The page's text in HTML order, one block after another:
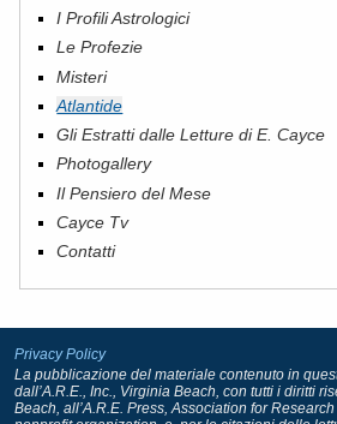
I Profili Astrologici
Le Profezie
Misteri
Atlantide
Gli Estratti dalle Letture di E. Cayce
Photogallery
Il Pensiero del Mese
Cayce Tv
Contatti
Privacy Policy
La pubblicazione del materiale contenuto in
dall’A.R.E., Inc., Virginia Beach, con tutti i diritti
Beach, all’A.R.E. Press, Association for